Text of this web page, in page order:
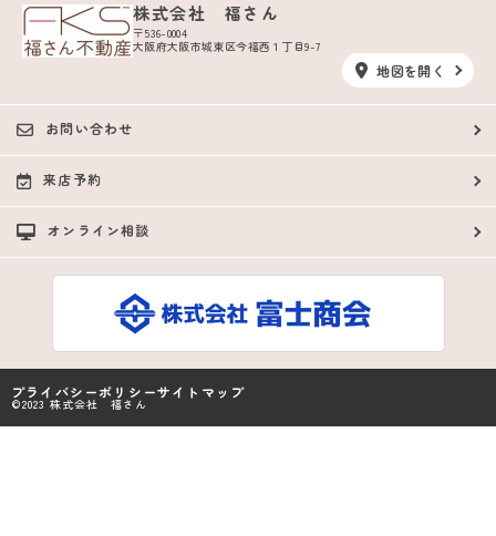
株式会社 福さん
〒536-0004
大阪府大阪市城東区今福西１丁目9-7
地図を開く
お問い合わせ
来店予約
オンライン相談
プライバシーポリシーサイトマップ
©2023 株式会社 福さん